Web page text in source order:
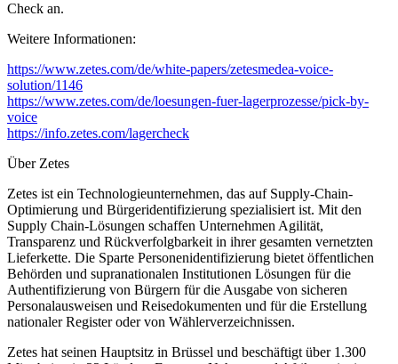
Check an.
Weitere Informationen:
https://www.zetes.com/de/white-papers/zetesmedea-voice-
solution/1146
https://www.zetes.com/de/loesungen-fuer-lagerprozesse/pick-by-
voice
https://info.zetes.com/lagercheck
Über Zetes
Zetes ist ein Technologieunternehmen, das auf Supply-Chain-
Optimierung und Bürgeridentifizierung spezialisiert ist. Mit den
Supply Chain-Lösungen schaffen Unternehmen Agilität,
Transparenz und Rückverfolgbarkeit in ihrer gesamten vernetzten
Lieferkette. Die Sparte Personenidentifizierung bietet öffentlichen
Behörden und supranationalen Institutionen Lösungen für die
Authentifizierung von Bürgern für die Ausgabe von sicheren
Personalausweisen und Reisedokumenten und für die Erstellung
nationaler Register oder von Wählerverzeichnissen.
Zetes hat seinen Hauptsitz in Brüssel und beschäftigt über 1.300